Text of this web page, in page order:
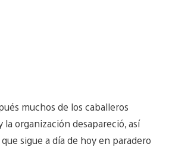
muchos de los caballeros
organización desapareció, así
sigue a día de hoy en paradero